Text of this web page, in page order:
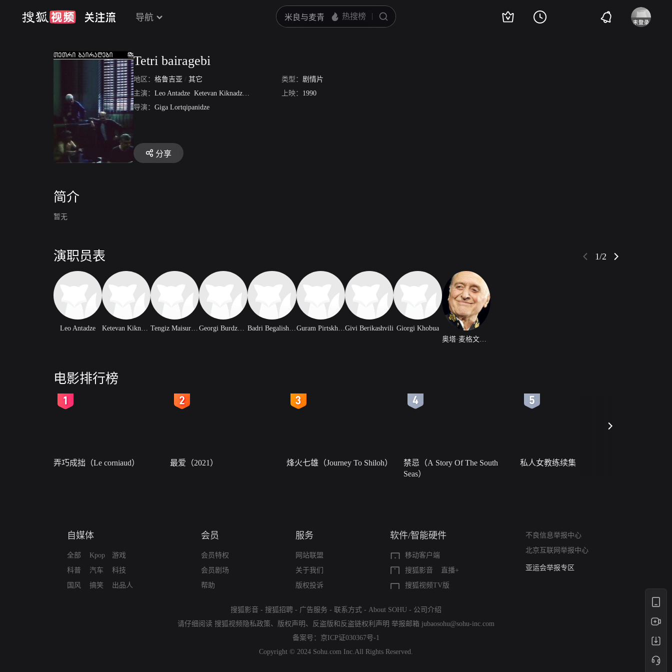
导航
Tetri bairagebi
地区： 格鲁吉亚 / 其它 类型： 剧情片
主演： Leo Antadze Ketevan Kiknadze Tengiz Maisuradze Georgi Burdzhanadze
上映： 1990
导演： Giga Lortqipanidze
分享
简介
暂无
演职员表 1/2
Leo Antadze Ketevan Kiknadze Tengiz Maisuradze Georgi Burdzhanadze Badri Begalishvili Guram PirtskhalavaGivi Berikashvili Giorgi Khobua
奥塔·麦格文图克哈特塞西
电影排行榜
弄巧成拙（Le corniaud） 最爱（2021） 烽火七雄（Journey To Shiloh）
禁忌（A Story Of The South
Seas）
私人女教练续集
自媒体
全部
科普
国风
Kpop
汽车
搞笑
游戏
科技
出品人
会员
会员特权
会员剧场
帮助
服务
网站联盟
关于我们
版权投诉
软件/智能硬件
移动客户端
搜狐影音
直播+
搜狐视频TV版
不良信息举报中心
北京互联网举报中心
算法推荐专项举报
亚运会举报专区
搜狐影音 - 搜狐招聘 - 广告服务 - 联系方式 - About SOHU - 公司介绍
请仔细阅读 搜狐视频隐私政策、 版权声明 、 反盗版和反盗链权利声明 举报邮箱 jubaosohu@sohu-inc.com
备案号： 京ICP证030367号-1
Copyright © 2024 Sohu.com Inc.All Rights Reserved.